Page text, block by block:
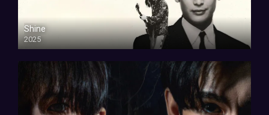
Shine
2025